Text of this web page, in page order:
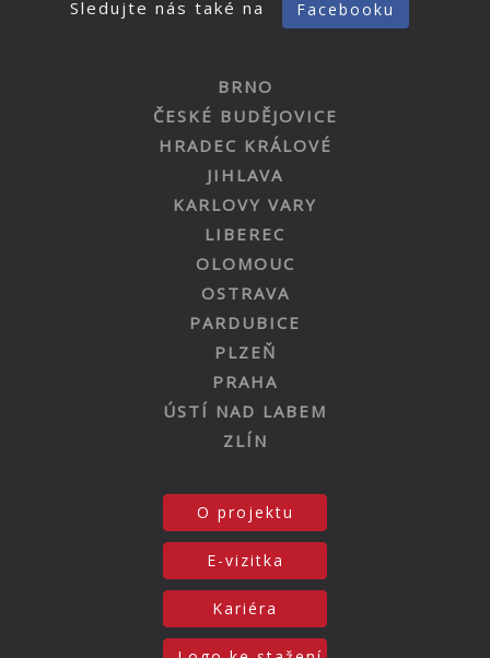
Sledujte nás také na Facebooku
BRNO
ČESKÉ BUDĚJOVICE
HRADEC KRÁLOVÉ
JIHLAVA
KARLOVY VARY
LIBEREC
OLOMOUC
OSTRAVA
PARDUBICE
PLZEŇ
PRAHA
ÚSTÍ NAD LABEM
ZLÍN
O projektu
E-vizitka
Kariéra